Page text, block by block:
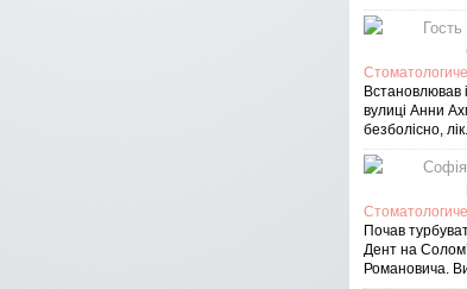
Гость
Встановлював
вулиці Анни
безболісно,
Софія
Почав
Дент на
Романовича.